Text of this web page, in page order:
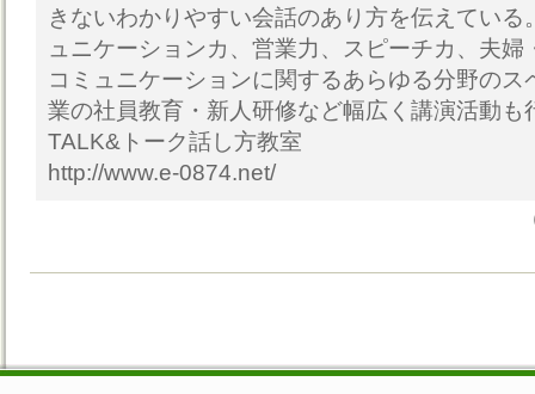
きないわかりやすい会話のあり方を伝えている
ュニケーションカ、営業力、スピーチカ、夫
コミュニケーションに関するあらゆる分野のス
業の社員教育・新人研修など幅広く講演活動も
TALK&トーク話し方教室
http://www.e-0874.net/